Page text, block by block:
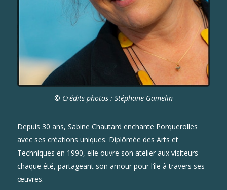
© Crédits photos : Stéphane Gamelin
Depuis 30 ans, Sabine Chautard enchante Porquerolles
avec ses créations uniques. Diplômée des Arts et
Techniques en 1990, elle ouvre son atelier aux visiteurs
chaque été, partageant son amour pour l’île à travers ses
œuvres.